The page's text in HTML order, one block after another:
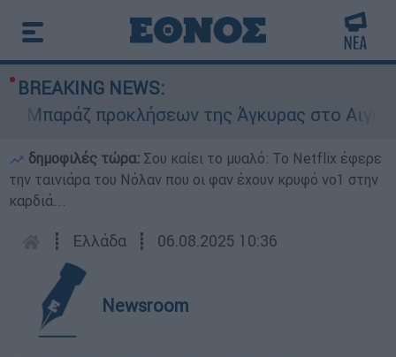
BREAKING NEWS:
προκλήσεων της Άγκυρας στο Αιγαίο:
δημοφιλές τώρα: Σου καίει το μυαλό: Το Netflix έφερε
την ταινιάρα του Νόλαν που οι φαν έχουν κρυφό νο1 στην
καρδιά...
┋ Ελλάδα ┋ 06.08.2025 10:36
Newsroom